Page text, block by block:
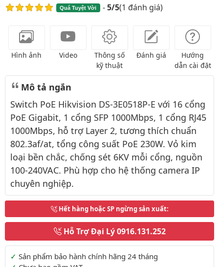
Quá Tuyệt Vời -5/5(1 đánh giá)
Hình ảnh Video
Thông số
kỹ thuật
Đánh giá
Hướng
dẫn cài đặt
Mô tả ngắn
Switch PoE Hikvision DS-3E0518P-E với 16 cổng
PoE Gigabit, 1 cổng SFP 1000Mbps, 1 cổng RJ45
1000Mbps, hỗ trợ Layer 2, tương thích chuẩn
802.3af/at, tổng công suất PoE 230W. Vỏ kim
loại bền chắc, chống sét 6KV mỗi cổng, nguồn
100-240VAC. Phù hợp cho hệ thống camera IP
chuyên nghiệp.
Hết hàng hoặc SP ngừng sản xuất:
Hỗ Trợ Đại Lý0916.131.252
Thông tin thêm
Sản phẩm bảo hành chính hãng 24 tháng